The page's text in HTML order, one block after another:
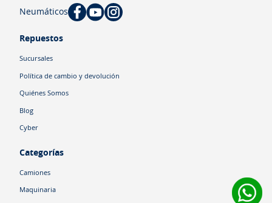
Neumáticos
Repuestos
Sucursales
Política de cambio y devolución
Quiénes Somos
Blog
Cyber
Categorías
Camiones
Maquinaria